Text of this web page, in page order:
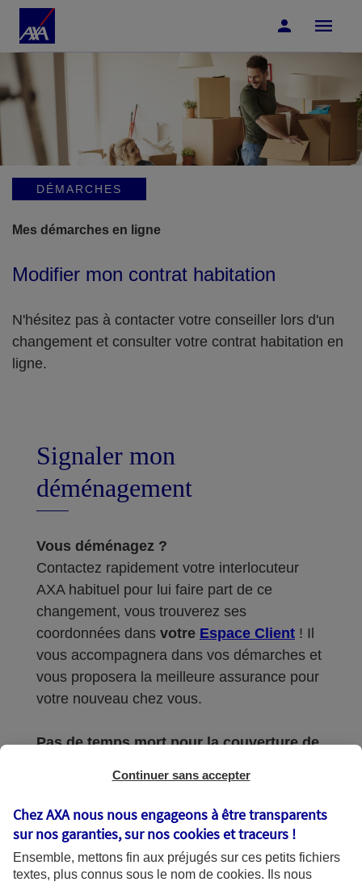
Accéder au Pied de page
DÉMARCHES
Mes démarches en ligne
Modifier mon contrat habitation
N'hésitez pas à contacter votre conseiller lors d'un
changement et consulter votre contrat habitation en
ligne.
Signaler mon
déménagement
Vous déménagez ?
Contactez rapidement votre interlocuteur
AXA habituel pour lui faire part de ce
changement, vous trouverez ses
coordonnées dans votre Espace Client ! Il
vous accompagnera dans vos démarches et
vous proposera la meilleure assurance pour
votre nouveau chez vous.
Pas de temps mort pour la couverture de
Votre ancien et votre nouveau logement sont
assurés* pendant 3 mois, le temps de votre
déménagement.
Si un de vos amis se blesse pendant le
déménagement en vous apportant son aide,
Continuer sans accepter
Chez AXA nous nous engageons à être transparents
sur nos garanties, sur noscookies et traceurs !
Ensemble, mettons fin aux préjugés sur ces petits fichiers
textes, plus connus sous le nom de cookies. Ils nous